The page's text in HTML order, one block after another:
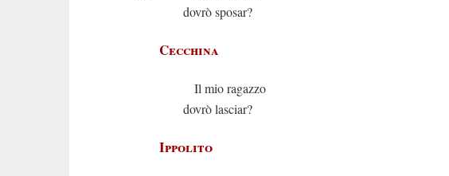
dovrò sposar?
Cecchina
Il mio ragazzo
dovrò lasciar?
Ippolito